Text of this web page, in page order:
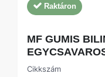
Raktáron
MF GUMIS
Cikkszám